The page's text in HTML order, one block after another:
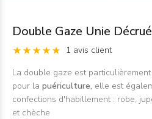
Double Gaze Unie Décrué
1 avis client
La double gaze est particulièrement
pour la puériculture, elle est
confections d'habillement : robe,
et chèche